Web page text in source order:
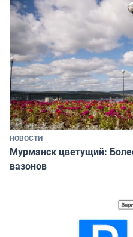
НОВОСТИ
Мурманск цветущий:
вазонов